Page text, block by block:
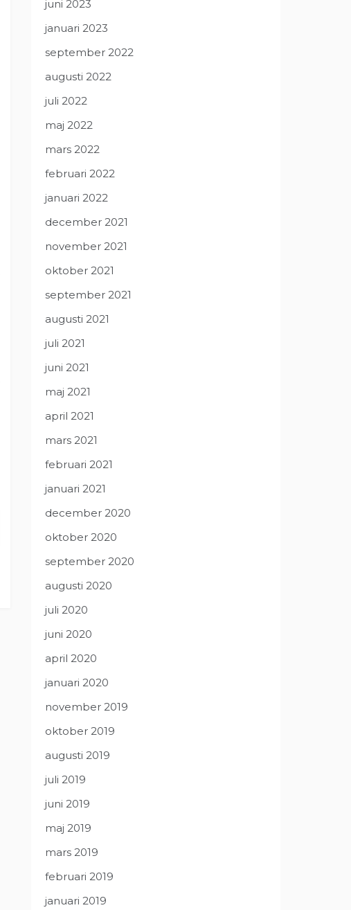
juni 2023
januari 2023
september 2022
augusti 2022
juli 2022
maj 2022
mars 2022
februari 2022
januari 2022
december 2021
november 2021
oktober 2021
september 2021
augusti 2021
juli 2021
juni 2021
maj 2021
april 2021
mars 2021
februari 2021
januari 2021
december 2020
oktober 2020
september 2020
augusti 2020
juli 2020
juni 2020
april 2020
januari 2020
november 2019
oktober 2019
augusti 2019
juli 2019
juni 2019
maj 2019
mars 2019
februari 2019
januari 2019